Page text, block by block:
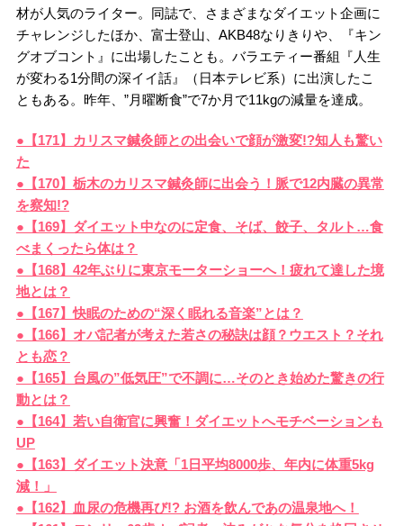
材が人気のライター。同誌で、さまざまなダイエット企画に
チャレンジしたほか、富士登山、AKB48なりきりや、『キン
グオブコント』に出場したことも。バラエティー番組『人生
が変わる1分間の深イイ話』（日本テレビ系）に出演したこ
ともある。昨年、”月曜断食”で7か月で11kgの減量を達成。
●【171】カリスマ鍼灸師との出会いで顔が激変!?知人も驚い
た
●【170】栃木のカリスマ鍼灸師に出会う！脈で12内臓の異常
を察知!?
●【169】ダイエット中なのに定食、そば、餃子、タルト…食
べまくったら体は？
●【168】42年ぶりに東京モーターショーへ！疲れて達した境
地とは？
●【167】快眠のための“深く眠れる音楽”とは？
●【166】オバ記者が考えた若さの秘訣は顔？ウエスト？それ
とも恋？
●【165】台風の”低気圧”で不調に…そのとき始めた驚きの行
動とは？
●【164】若い自衛官に興奮！ダイエットへモチベーションも
UP
●【163】ダイエット決意「1日平均8000歩、年内に体重5kg
減！」
●【162】血尿の危機再び!? お酒を飲んであの温泉地へ！